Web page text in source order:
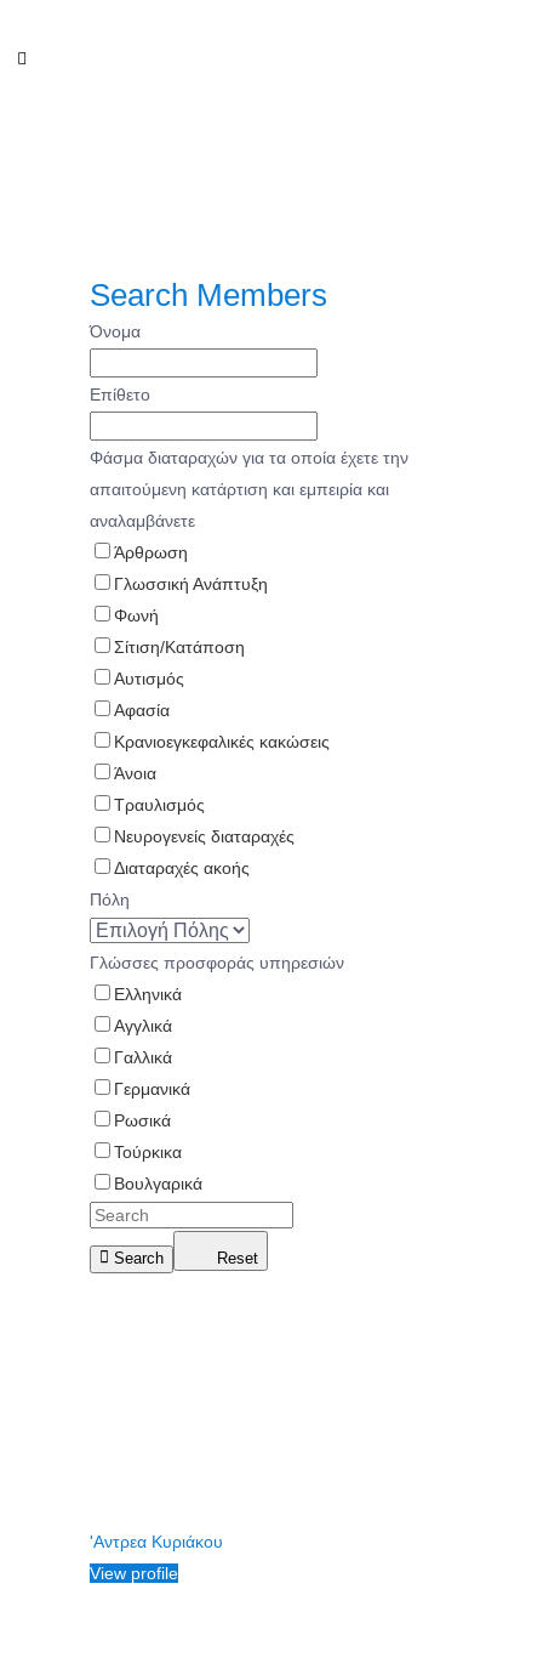
Search Members
Όνομα
Επίθετο
Φάσμα διαταραχών για τα οποία έχετε την
απαιτούμενη κατάρτιση και εμπειρία και
αναλαμβάνετε
Άρθρωση
Γλωσσική Ανάπτυξη
Φωνή
Σίτιση/Κατάποση
Αυτισμός
Αφασία
Κρανιοεγκεφαλικές κακώσεις
Άνοια
Τραυλισμός
Νευρογενείς διαταραχές
Διαταραχές ακοής
Πόλη
Γλώσσες προσφοράς υπηρεσιών
Ελληνικά
Αγγλικά
Γαλλικά
Γερμανικά
Ρωσικά
Τούρκικα
Βουλγαρικά
Search Reset
'Αντρεα Κυριάκου
View profile